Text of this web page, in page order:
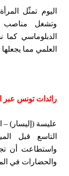
وتشغل مناصب
الدبلوماسي كما
العلمي مما
رائدات تونس عبر
عليسة (إليسار) –
التاسع قبل
واستطاعت أن
والحضارات في